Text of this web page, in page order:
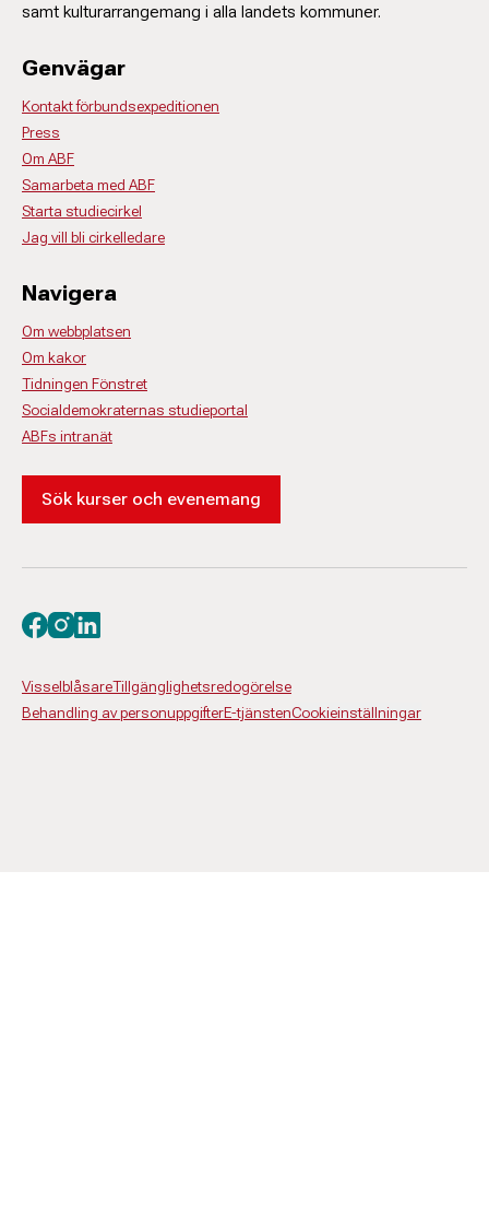
samt kulturarrangemang i alla landets kommuner.
Genvägar
Kontakt förbundsexpeditionen
Press
Om ABF
Samarbeta med ABF
Starta studiecirkel
Jag vill bli cirkelledare
Navigera
Om webbplatsen
Om kakor
Tidningen Fönstret
Socialdemokraternas studieportal
ABFs intranät
Sök kurser och evenemang
VisselblåsareTillgänglighetsredogörelse
Behandling av personuppgifterE-tjänstenCookieinställningar
Besök oss på facebook
Besök oss på instagram
Besök oss på linkedin